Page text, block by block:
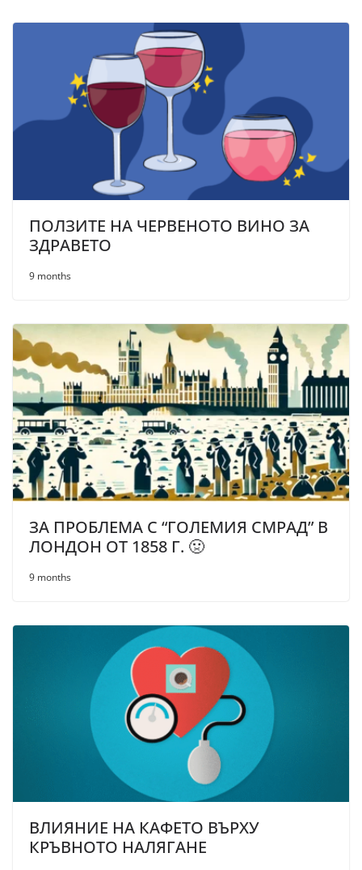
ПОЛЗИТЕ НА ЧЕРВЕНОТО ВИНО ЗА
ЗДРАВЕТО
9 months
ЗА ПРОБЛЕМА С “ГОЛЕМИЯ СМРАД” В
ЛОНДОН ОТ 1858 Г. 🤢
9 months
ВЛИЯНИЕ НА КАФЕТО ВЪРХУ
КРЪВНОТО НАЛЯГАНЕ